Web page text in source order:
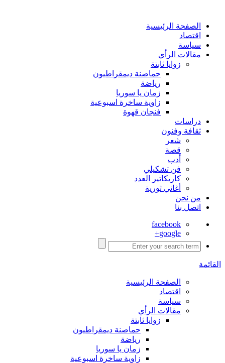
الصفحة الرئيسية
اقتصاد
سياسة
مقالات الرأي
زوايا ثابتة
حماصنة ديمقراطيون
رياضة
زمان يا سوريا
زاوية ساخرة اسبوعية
فنجان قهوة
دراسات
ثقافة وفنون
شعر
قصة
أدب
فن تشكيلي
كاريكاتير العدد
أغاني ثورية
من نحن
اتصل بنا
facebook
google+
القائمة
الصفحة الرئيسية
اقتصاد
سياسة
مقالات الرأي
زوايا ثابتة
حماصنة ديمقراطيون
رياضة
زمان يا سوريا
زاوية ساخرة اسبوعية